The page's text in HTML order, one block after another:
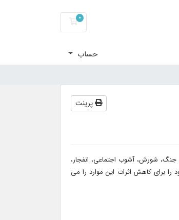
0
حساب
پرینت
جنگ، شورش، آشوب اجتماعی، انفجار،
و تحریم را ندارد. با این حال در صورت بروز چنین مواردی هاست 97 تلاش خود را برای کاهش اثرات این موارد را می